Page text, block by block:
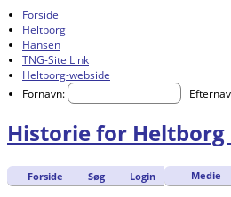
Forside
Heltborg
Hansen
TNG-Site Link
Heltborg-webside
Fornavn:
Historie for
Forside Søg Login Medie